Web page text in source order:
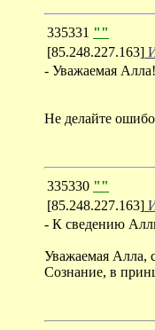
335331 ""
[85.248.227.163]
- Уважаемая Алла!
Не делайте
335330 ""
[85.248.227.163]
- К сведению
Уважаемая Алла,
Сознание, в